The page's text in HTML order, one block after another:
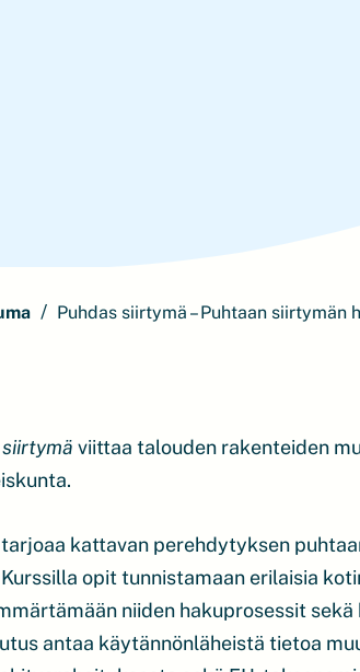
Puhdas siirtymä – Puhtaan siirtymän
viittaa talouden rakenteiden
kattavan perehdytyksen
opit tunnistamaan erilaisia
niiden hakuprosessit
antaa käytännönläheistä tietoa